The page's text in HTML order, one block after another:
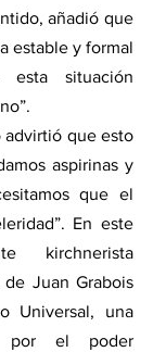
añadió que
estable y formal
esta situación
advirtió que esto
aspirinas y
que el
En este
kirchnerista
Juan Grabois
Universal, una
por el poder